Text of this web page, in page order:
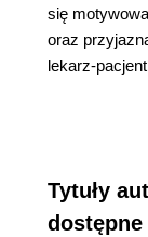
się
oraz
lekarz-
Tytuły